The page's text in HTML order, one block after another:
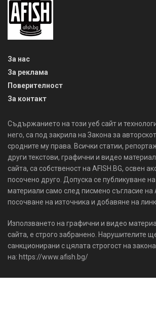
За нас
За реклама
Поверителност
За контакт
Съдържанието на този уеб сайт и
него, са под закрила на Закона за
сродните му права. Всички статии,
други текстови, графични и видео
сайта, са собственост на AFISH.BG, освен
посочено друго. Допуска се публикуване на
материали само след писмено съгласие на
посочване на източника и добавяне на
Използването на графични и видео
сайта, е строго забранено. Нарушителите
санкционирани с цялата строгост на
на: https://www.afish.bg/